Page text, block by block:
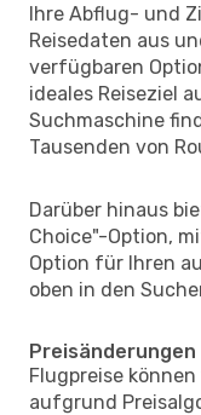
Ihre Abflug- und
Reisedaten aus
verfügbaren
ideales Reiseziel
Suchmaschine
Tausenden von
Darüber hinaus
Choice"-Option,
Option für Ihren
oben in den
Flugpreise
aufgrund